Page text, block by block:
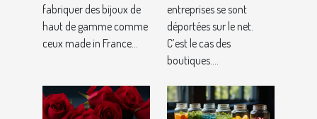
fabriquer des bijoux de
haut de gamme comme
ceux made in France...
entreprises se sont
déportées sur le net.
C’est le cas des
boutiques....